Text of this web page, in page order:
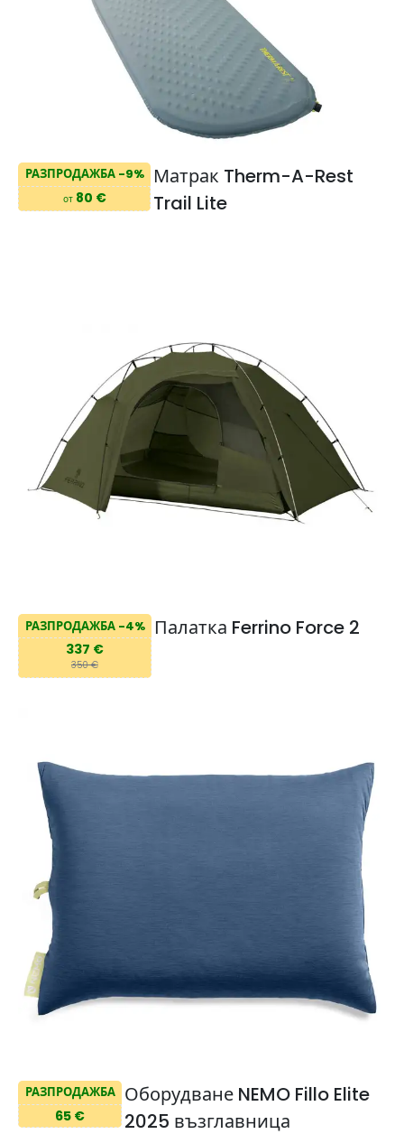
РАЗПРОДАЖБА -9%
от80 €
Матрак Therm-A-Rest
Trail Lite
РАЗПРОДАЖБА -4%
337 €
350 €
Палатка Ferrino Force 2
РАЗПРОДАЖБА
65 €
Оборудване NEMO Fillo Elite
2025 възглавница